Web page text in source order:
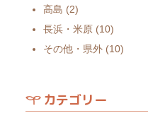
高島 (2)
長浜・米原(10)
その他・県外(10)
カテゴリー